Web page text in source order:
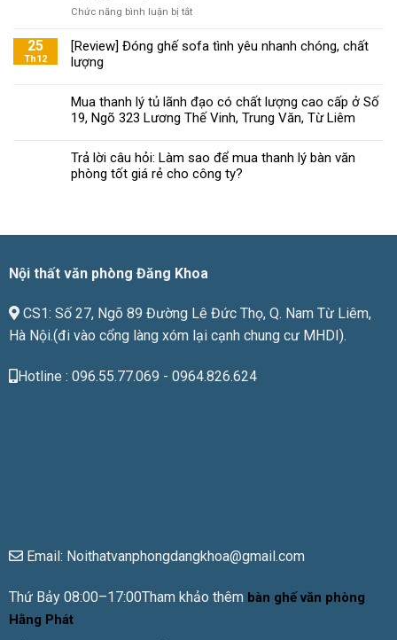
tiêu
chọn
phòng
đạt
Chức năng bình luận bị tắtở
Khoa
nội
thất
chất
lượng
giá
25
Th12
[Review] Đóng ghế sofa tình yêu nhanh chóng, chất
lượng
Mua thanh lý tủ lãnh đạo có chất lượng cao cấp ở Số
19, Ngõ 323 Lương Thế Vinh, Trung Văn, Từ Liêm
Trả lời câu hỏi: Làm sao để mua thanh lý bàn văn
phòng tốt giá rẻ cho công ty?
Nội thất văn phòng Đăng Khoa
CS1: Số 27, Ngõ 89 Đường Lê Đức Thọ, Q. Nam Từ Liêm,
Hà Nội.(đi vào cổng làng xóm lại cạnh chung cư MHDI).
Hotline : 096.55.77.069 - 0964.826.624
Email: Noithatvanphongdangkhoa@gmail.com
Thứ Bảy 08:00–17:00Tham khảo thêm bàn ghế văn phòng
Hằng Phát